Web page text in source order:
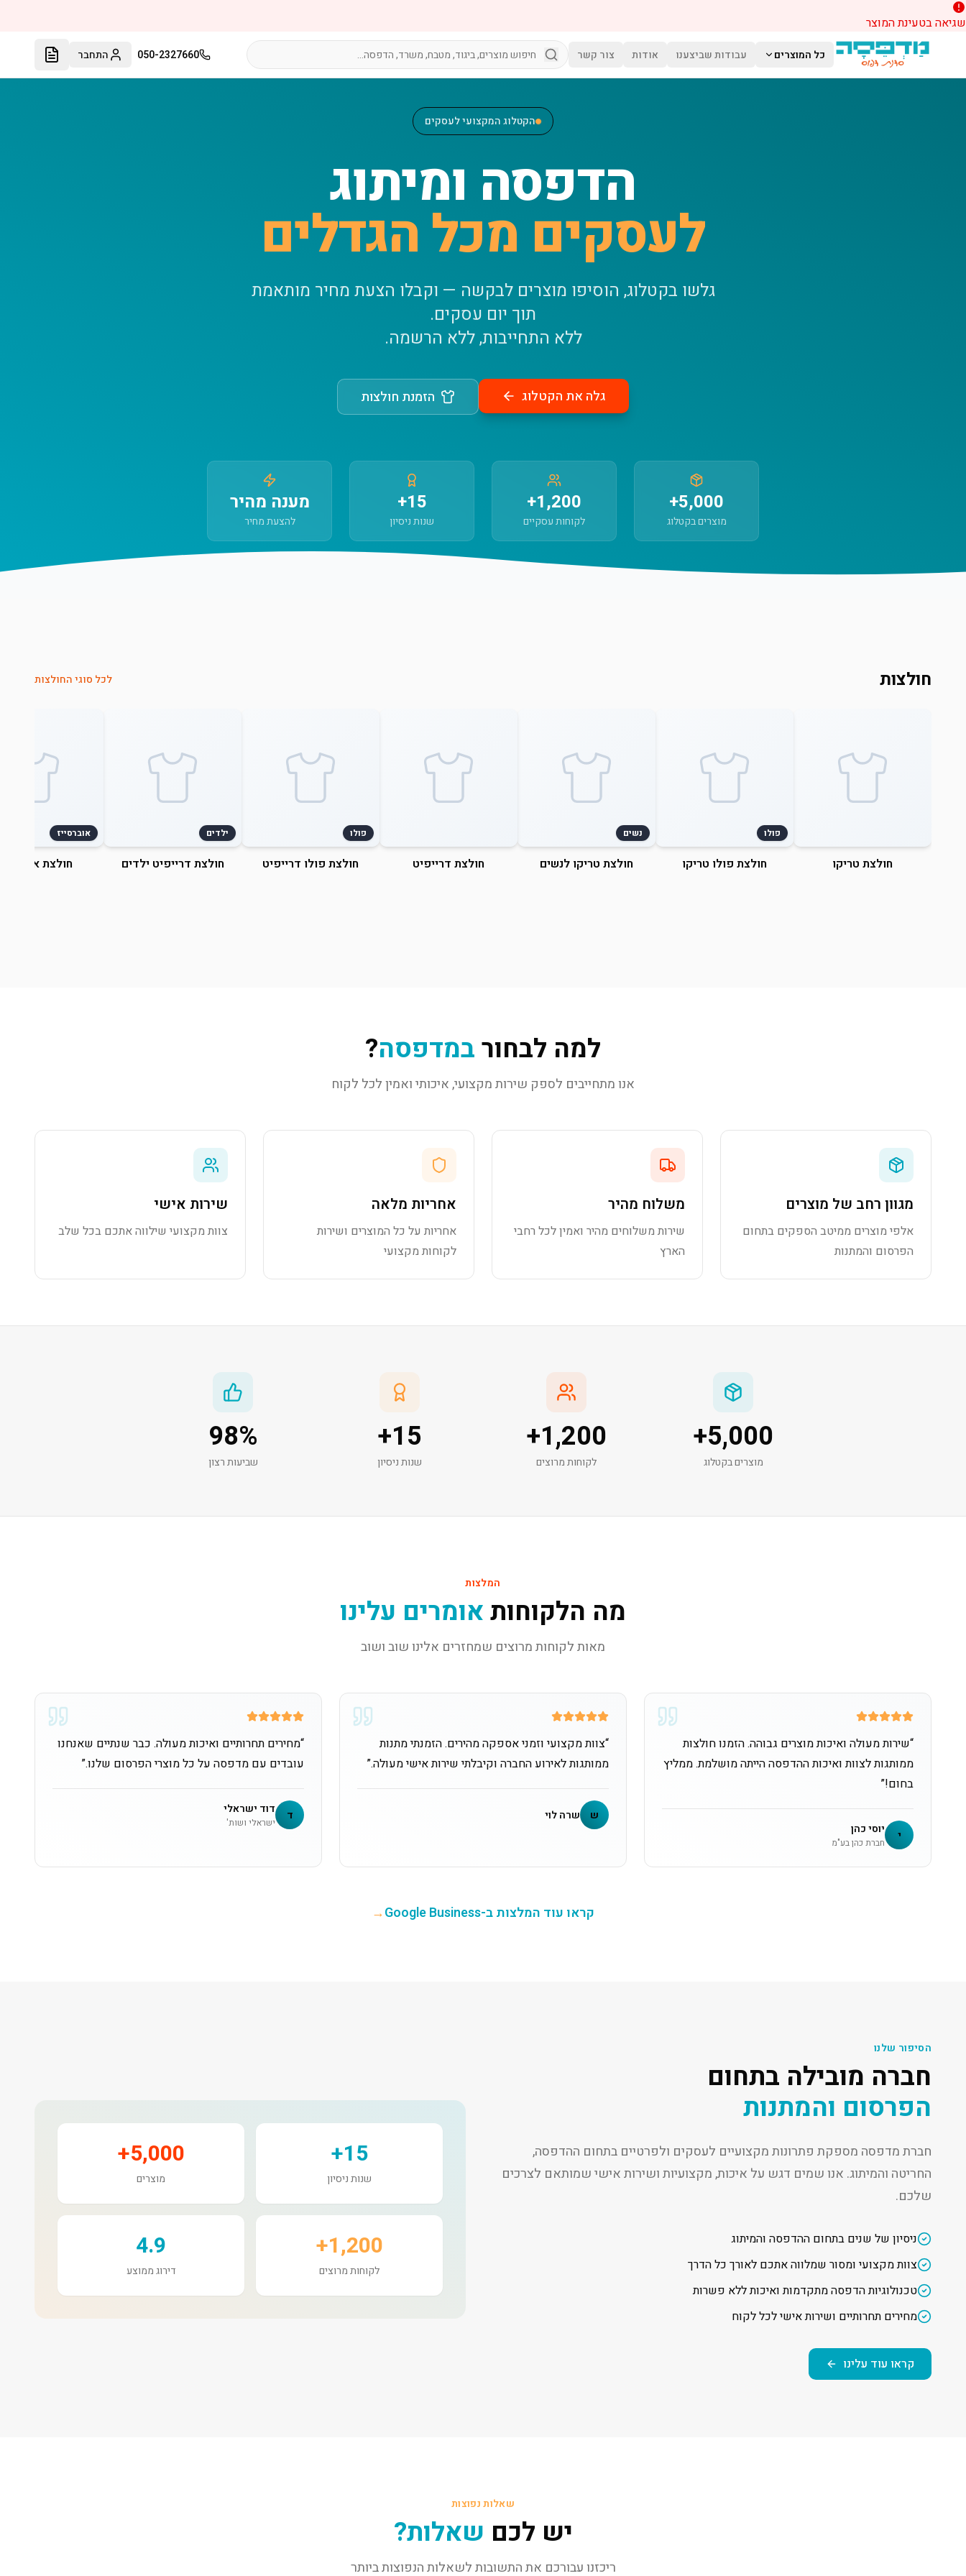
שגיאה בטעינת המוצר
דלג לתוכן הראשי
כל המוצרים עבודות שביצענו אודות צור קשר 050-2327660 התחבר
הקטלוג המקצועי לעסקים
הדפסה ומיתוג
לעסקים מכל הגדלים
גלשו בקטלוג, הוסיפו מוצרים לבקשה — וקבלו הצעת מחיר מותאמת
תוך יום עסקים.
ללא התחייבות, ללא הרשמה.
גלה את הקטלוג הזמנת חולצות
5,000+
מוצרים בקטלוג
1,200+
לקוחות עסקיים
15+
שנות ניסיון
מענה מהיר
להצעת מחיר
חולצות לכל סוגי החולצות
חולצת טריקו
פולו
חולצת פולו טריקו
נשים
חולצת טריקו לנשים חולצת דרייפיט
פולו
חולצת פולו דרייפיט
ילדים
חולצת דרייפיט ילדים
אוברסייז
חולצת
למה לבחורבמדפסה?
אנו מתחייבים לספק שירות מקצועי, איכותי ואמין לכל לקוח
מגוון רחב של מוצרים
אלפי מוצרים ממיטב הספקים בתחום
הפרסום והמתנות
משלוח מהיר
שירות משלוחים מהיר ואמין לכל רחבי
הארץ
אחריות מלאה
אחריות על כל המוצרים ושירות
לקוחות מקצועי
שירות אישי
צוות מקצועי שילווה אתכם בכל שלב
5,000
+
מוצרים בקטלוג
1,200
+
לקוחות מרוצים
15
+
שנות ניסיון
98%
שביעות רצון
המלצות
מה הלקוחותאומרים עלינו
מאות לקוחות מרוצים שמחזרים אלינו שוב ושוב
“שירות מעולה ואיכות מוצרים גבוהה. הזמנו חולצות
ממותגות לצוות ואיכות ההדפסה הייתה מושלמת. ממליץ
בחום!”
י יוסי כהן
חברת כהן בע"מ
“צוות מקצועי וזמני אספקה מהירים. הזמנתי מתנות
ממותגות לאירוע החברה וקיבלתי שירות אישי מעולה.”
ש שרה לוי
“מחירים תחרותיים ואיכות מעולה. כבר שנתיים שאנחנו
עובדים עם מדפסה על כל מוצרי הפרסום שלנו.”
ד דוד ישראלי
ישראלי ושות'
קראו עוד המלצות ב-Google Business →
הסיפור שלנו
חברה מובילה בתחום
הפרסום והמתנות
חברת מדפסה מספקת פתרונות מקצועיים לעסקים ולפרטיים בתחום ההדפסה,
החריטה והמיתוג. אנו שמים דגש על איכות, מקצועיות ושירות אישי שמותאם לצרכים
שלכם.
ניסיון של שנים בתחום ההדפסה והמיתוג
צוות מקצועי ומסור שמלווה אתכם לאורך כל הדרך
טכנולוגיות הדפסה מתקדמות ואיכות ללא פשרות
מחירים תחרותיים ושירות אישי לכל לקוח
קראו עוד עלינו
15+
שנות ניסיון
5,000+
מוצרים
1,200+
לקוחות מרוצים
4.9
דירוג ממוצע
שאלות נפוצות
יש לכם שאלות?
ריכזנו עבורכם את התשובות לשאלות הנפוצות ביותר